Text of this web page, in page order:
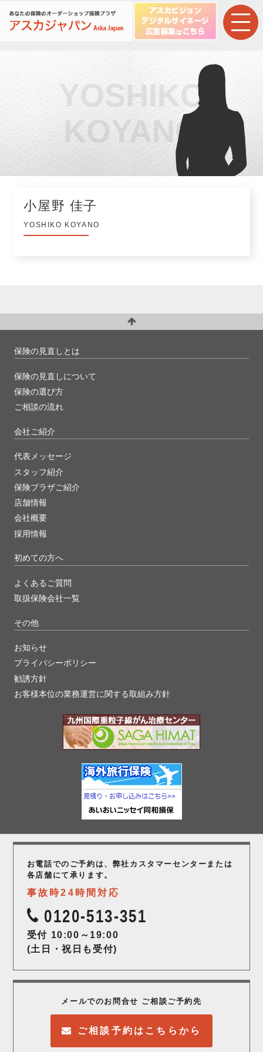
YOSHIKO
KOYANO
小屋野 佳子
YOSHIKO KOYANO
保険の見直しとは
保険の見直しについて
保険の選び方
ご相談の流れ
会社ご紹介
代表メッセージ
スタッフ紹介
保険プラザご紹介
店舗情報
会社概要
採用情報
初めての方へ
よくあるご質問
取扱保険会社一覧
その他
お知らせ
プライバシーポリシー
勧誘方針
お客様本位の業務運営に関する取組み方針
お電話でのご予約は、弊社カスタマーセンター または
各店舗にて承ります。
事故時24時間対応
0120-513-351
受付 10:00～19:00
(土日・祝日も受付)
メールでのお問合せ ご相談ご予約先
ご相談予約はこちらから